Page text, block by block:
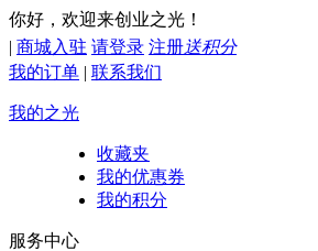
你好，欢迎来创业之光！
| 商城入驻 请登录 注册送积分
我的订单 | 联系我们
我的之光
收藏夹
我的优惠券
我的积分
服务中心